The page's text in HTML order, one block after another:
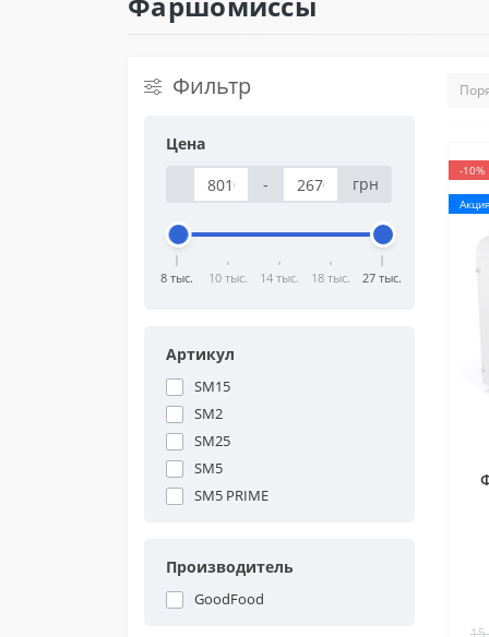
Фильтр
Цена
-
грн
8 тыс. 10 тыс. 14 тыс. 18 тыс. 27 тыс.
Артикул
SM15
SM2
SM25
SM5
SM5 PRIME
Производитель
GoodFood
-10%
Акция